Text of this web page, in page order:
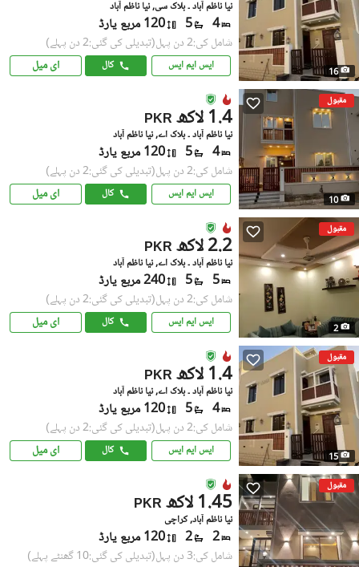
16
نیا ناظم آباد ۔ بلاک سی, نیا ناظم آباد
4
5 120 مربع یارڈ
شامل کی:2 دن پہل (تبدیلی کی گئی:2 دن پہلے)
ایس ایم ایس کال ای میل
مقبول
10
PKR 1.4 لاکھ
نیا ناظم آباد ۔ بلاک اے, نیا ناظم آباد
4
5 120 مربع یارڈ
شامل کی:2 دن پہل (تبدیلی کی گئی:2 دن پہلے)
ایس ایم ایس کال ای میل
مقبول
2
PKR 2.2 لاکھ
نیا ناظم آباد ۔ بلاک اے, نیا ناظم آباد
5
5 240 مربع یارڈ
شامل کی:2 دن پہل (تبدیلی کی گئی:2 دن پہلے)
ایس ایم ایس کال ای میل
مقبول
15
PKR 1.4 لاکھ
نیا ناظم آباد ۔ بلاک اے, نیا ناظم آباد
4
5 120 مربع یارڈ
شامل کی:2 دن پہل (تبدیلی کی گئی:2 دن پہلے)
ایس ایم ایس کال ای میل
مقبول
PKR 1.45 لاکھ
نیا ناظم آباد, کراچی
2
2 120 مربع یارڈ
شامل کی:3 دن پہل (تبدیلی کی گئی:10 گھنٹے پہلے)